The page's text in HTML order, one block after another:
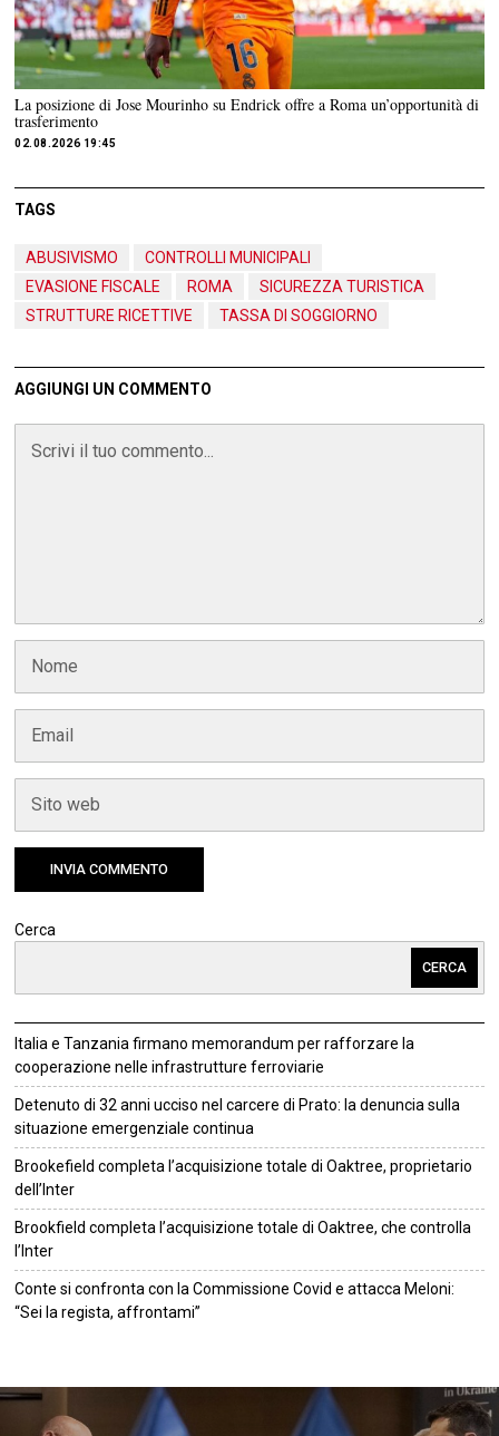
La posizione di Jose Mourinho su Endrick offre a Roma un’opportunità di
trasferimento
02.08.2026 19:45
TAGS
ABUSIVISMO
CONTROLLI MUNICIPALI
EVASIONE FISCALE
ROMA
SICUREZZA TURISTICA
STRUTTURE RICETTIVE
TASSA DI SOGGIORNO
AGGIUNGI UN COMMENTO
Cerca
CERCA
Italia e Tanzania firmano memorandum per rafforzare la
cooperazione nelle infrastrutture ferroviarie
Detenuto di 32 anni ucciso nel carcere di Prato: la denuncia sulla
situazione emergenziale continua
Brookefield completa l’acquisizione totale di Oaktree, proprietario
dell’Inter
Brookfield completa l’acquisizione totale di Oaktree, che controlla
l’Inter
Conte si confronta con la Commissione Covid e attacca Meloni:
“Sei la regista, affrontami”